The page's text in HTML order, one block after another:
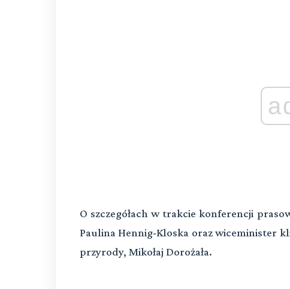
O szczegółach w trakcie konferencji
Paulina Hennig-Kloska oraz wiceminister
przyrody, Mikołaj Dorożała.